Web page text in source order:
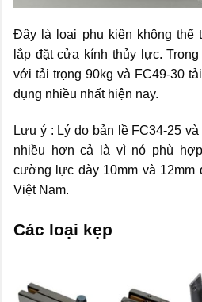
Đây là loại phụ kiện không thể
lắp đặt cửa kính thủy lực.
với tải trọng 90kg và FC49-30
dụng nhiều nhất hiện nay.
Lưu ý : Lý do bản lề FC34-25
nhiều hơn cả là vì nó phù
cường lực dày 10mm và 12mm
Việt Nam.
Các loại kẹp